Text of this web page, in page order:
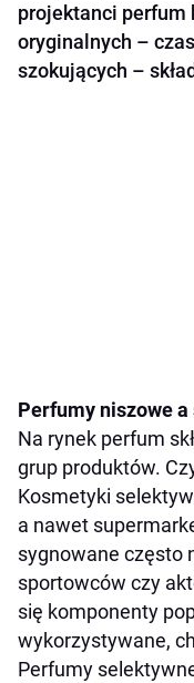
projektanci perfum
oryginalnych –
szokujących –
Perfumy niszowe
Na rynek perfum
grup produktów.
Kosmetyki
a nawet
sygnowane często
sportowców czy
się komponenty
wykorzystywane,
Perfumy